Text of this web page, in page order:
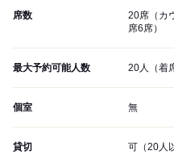
席数
20席（カ
席6席）
最大予約可能人数 20人（着
個室 無
貸切 可（20人